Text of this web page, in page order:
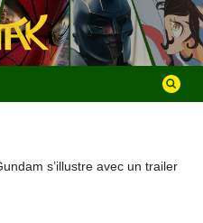
s’illustre avec un trailer